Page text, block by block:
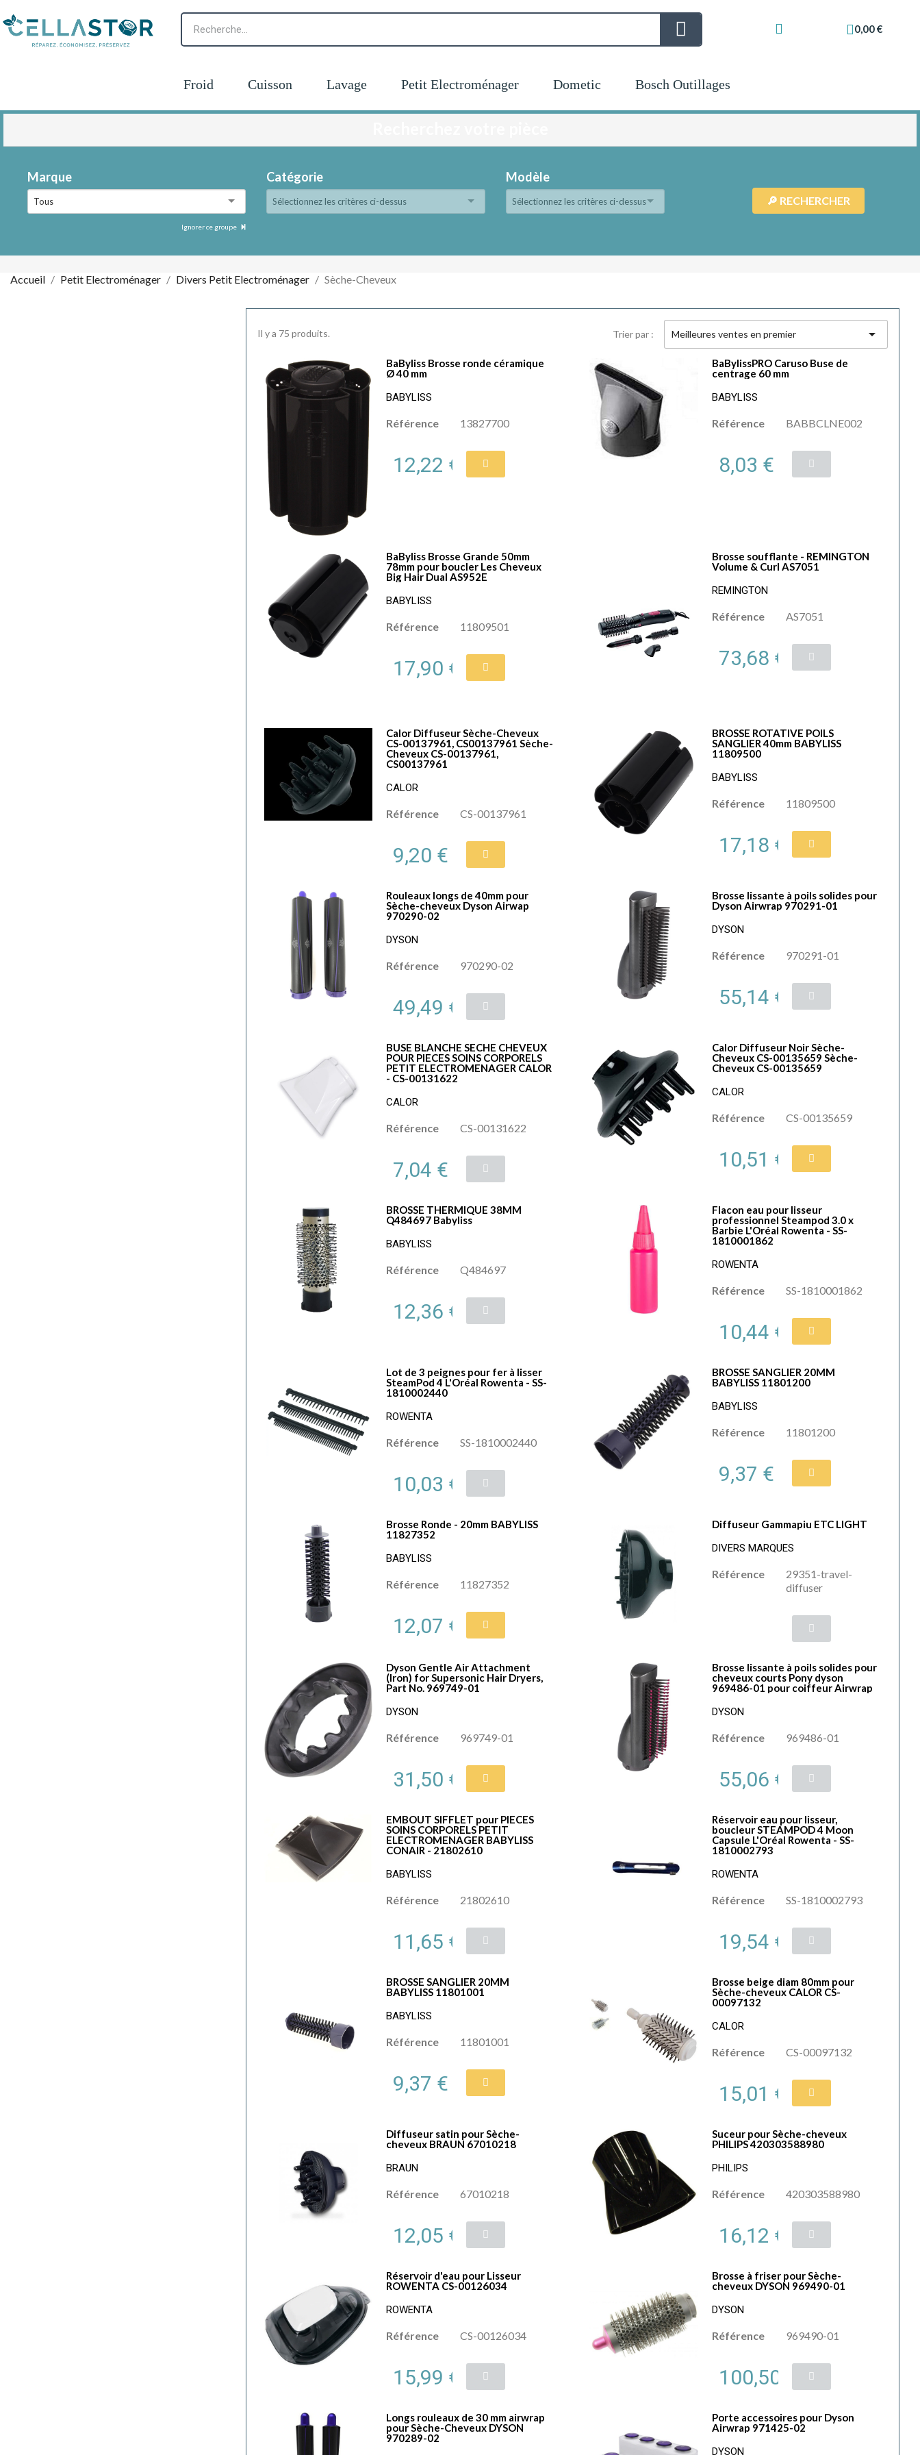
0,00 €
Froid Cuisson Lavage Petit Electroménager Dometic Bosch Outillages
Marque
Tous
Ignorer ce groupe
Catégorie
Sélectionnez les critères ci-dessus
Modèle
Sélectionnez les critères ci-dessus
Accueil Petit Electroménager Divers Petit Electroménager Sèche-Cheveux
Il y a 75 produits. Trier par : Meilleures ventes en premier 
BaByliss Brosse ronde céramique
Ø 40 mm
BABYLISS
Référence 13827700
12,22 €
BaBylissPRO Caruso Buse de
centrage 60 mm
BABYLISS
Référence BABBCLNE002
8,03 €
BaByliss Brosse Grande 50mm
78mm pour boucler Les Cheveux
Big Hair Dual AS952E
BABYLISS
Référence 11809501
17,90 €
Brosse soufflante - REMINGTON
Volume & Curl AS7051
REMINGTON
Référence AS7051
73,68 €
Calor Diffuseur Sèche-Cheveux
CS-00137961, CS00137961 Sèche-
Cheveux CS-00137961,
CS00137961
CALOR
Référence CS-00137961
9,20 €
BROSSE ROTATIVE POILS
SANGLIER 40mm BABYLISS
11809500
BABYLISS
Référence 11809500
17,18 €
Rouleaux longs de 40mm pour
Sèche-cheveux Dyson Airwap
970290-02
DYSON
Référence 970290-02
49,49 €
Brosse lissante à poils solides pour
Dyson Airwrap 970291-01
DYSON
Référence 970291-01
55,14 €
BUSE BLANCHE SECHE CHEVEUX
POUR PIECES SOINS CORPORELS
PETIT ELECTROMENAGER CALOR
- CS-00131622
CALOR
Référence CS-00131622
7,04 €
Calor Diffuseur Noir Sèche-
Cheveux CS-00135659 Sèche-
Cheveux CS-00135659
CALOR
Référence CS-00135659
10,51 €
BROSSE THERMIQUE 38MM
Q484697 Babyliss
BABYLISS
Référence Q484697
12,36 €
Flacon eau pour lisseur
professionnel Steampod 3.0 x
Barbie L'Oréal Rowenta - SS-
1810001862
ROWENTA
Référence SS-1810001862
10,44 €
Lot de 3 peignes pour fer à lisser
SteamPod 4 L'Oréal Rowenta - SS-
1810002440
ROWENTA
Référence SS-1810002440
10,03 €
BROSSE SANGLIER 20MM
BABYLISS 11801200
BABYLISS
Référence 11801200
9,37 €
Brosse Ronde - 20mm BABYLISS
11827352
BABYLISS
Référence 11827352
12,07 €
Diffuseur Gammapiu ETC LIGHT
DIVERS MARQUES
Référence
29351-travel-
diffuser
Dyson Gentle Air Attachment
(Iron) for Supersonic Hair Dryers,
Part No. 969749-01
DYSON
Référence 969749-01
31,50 €
Brosse lissante à poils solides pour
cheveux courts Pony dyson
969486-01 pour coiffeur Airwrap
DYSON
Référence 969486-01
55,06 €
EMBOUT SIFFLET pour PIECES
SOINS CORPORELS PETIT
ELECTROMENAGER BABYLISS
CONAIR - 21802610
BABYLISS
Référence 21802610
11,65 €
Réservoir eau pour lisseur,
boucleur STEAMPOD 4 Moon
Capsule L'Oréal Rowenta - SS-
1810002793
ROWENTA
Référence SS-1810002793
19,54 €
BROSSE SANGLIER 20MM
BABYLISS 11801001
BABYLISS
Référence 11801001
9,37 €
Brosse beige diam 80mm pour
Sèche-cheveux CALOR CS-
00097132
CALOR
Référence CS-00097132
15,01 €
Diffuseur satin pour Sèche-
cheveux BRAUN 67010218
BRAUN
Référence 67010218
12,05 €
Suceur pour Sèche-cheveux
PHILIPS 420303588980
PHILIPS
Référence 420303588980
16,12 €
Réservoir d'eau pour Lisseur
ROWENTA CS-00126034
ROWENTA
Référence CS-00126034
15,99 €
Brosse à friser pour Sèche-
cheveux DYSON 969490-01
DYSON
Référence 969490-01
100,50 €
Longs rouleaux de 30 mm airwrap
pour Sèche-Cheveux DYSON
970289-02
Porte accessoires pour Dyson
Airwrap 971425-02
DYSON